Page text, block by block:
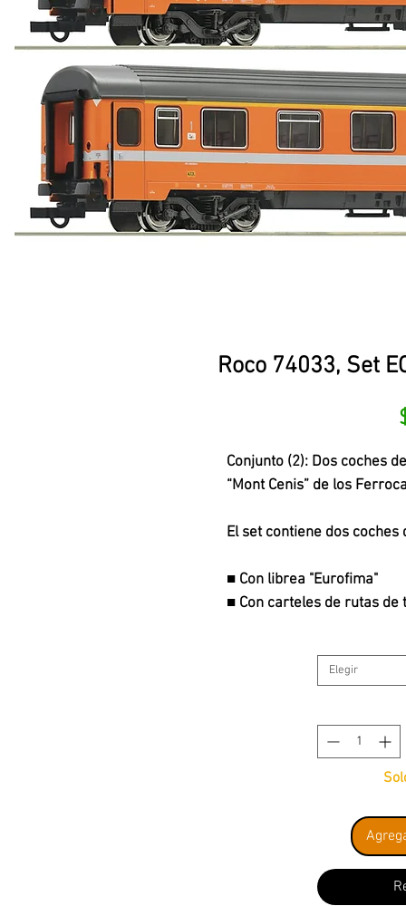
Roco 74033, Set
Conjunto (2): Dos coches
“Mont Cenis” de los
El set contiene dos
■ Con librea "Eurofima"
■ Con carteles de rutas
Elegir